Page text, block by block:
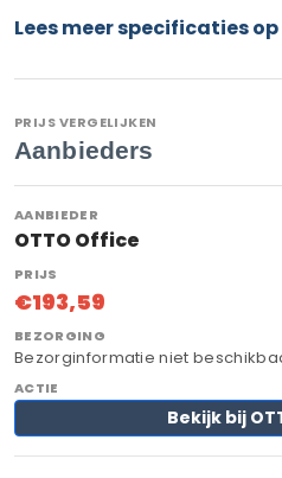
Lees meer specificaties op
PRIJS VERGELIJKEN
Aanbieders
OTTO Office
€193,59
Bezorginformatie niet
Bekijk bij